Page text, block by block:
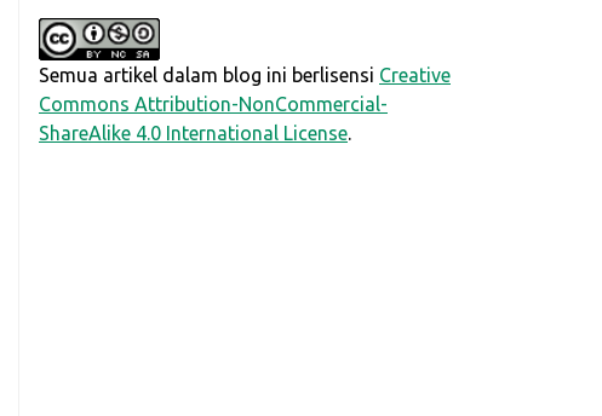
Semua artikel dalam blog ini berlisensi Creative
Commons Attribution-NonCommercial-
ShareAlike 4.0 International License.